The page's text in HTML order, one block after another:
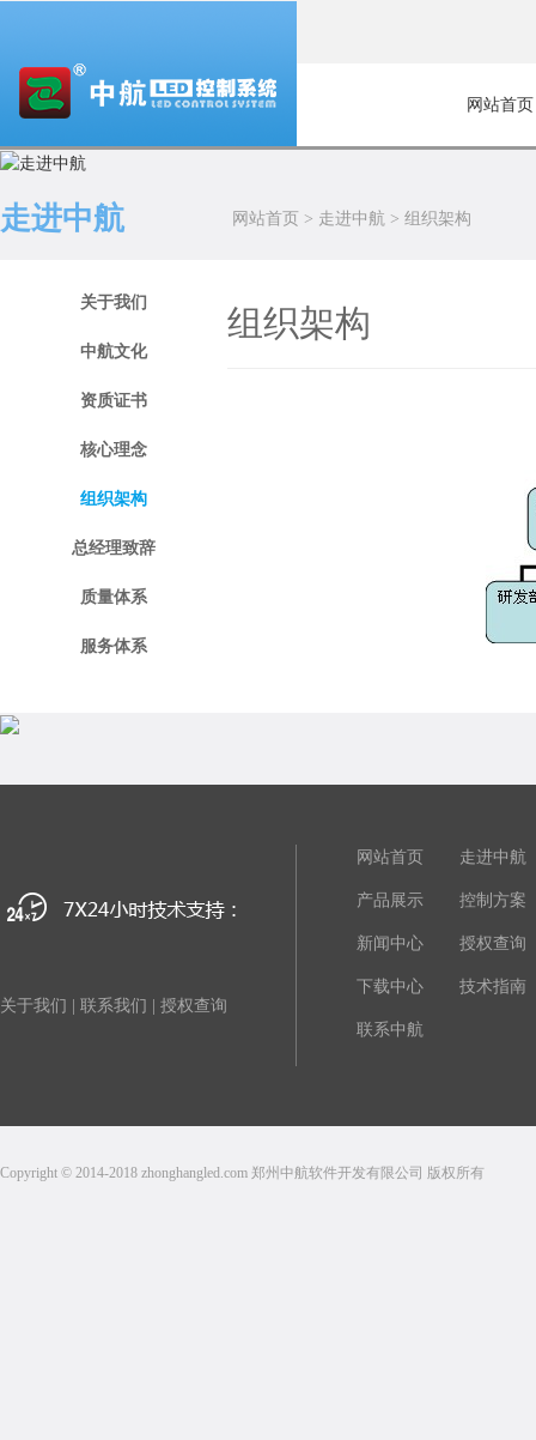
网站首页
走进中航 网站首页 > 走进中航 > 组织架构
关于我们
中航文化
资质证书
核心理念
组织架构
总经理致辞
质量体系
服务体系
组织架构
关于我们 联系我们 授权查询
网站首页 走进中航
产品展示 控制方案
新闻中心 授权查询
下载中心 技术指南
联系中航
Copyright © 2014-2018 zhonghangled.com 郑州中航软件开发有限公司 版权所有